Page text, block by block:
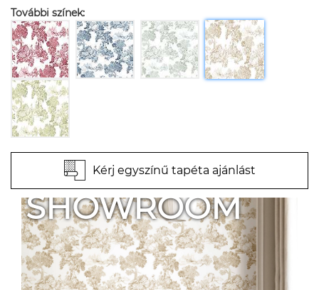
További színek:
Kérj egyszínű tapéta ajánlást
SHOWROOM